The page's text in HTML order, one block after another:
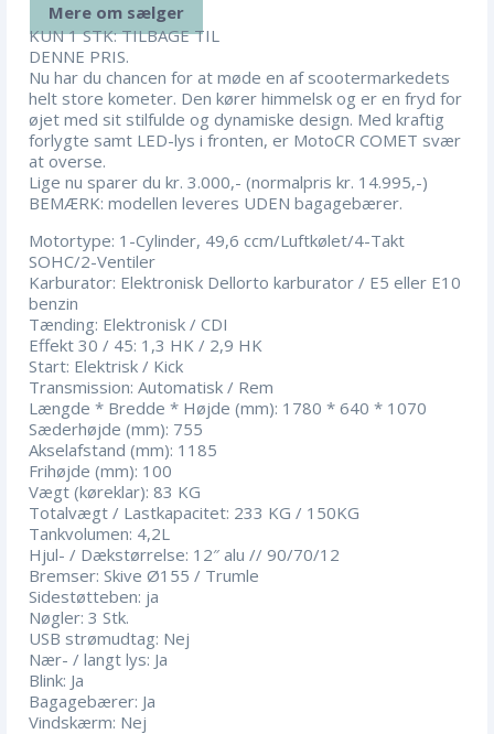
Mere om sælger
KUN 1 STK: TILBAGE TIL
DENNE PRIS.
Nu har du chancen for at møde en af scootermarkedets
helt store kometer. Den kører himmelsk og er en fryd for
øjet med sit stilfulde og dynamiske design. Med kraftig
forlygte samt LED-lys i fronten, er MotoCR COMET svær
at overse.
Lige nu sparer du kr. 3.000,- (normalpris kr. 14.995,-)
BEMÆRK: modellen leveres UDEN bagagebærer.
Motortype: 1-Cylinder, 49,6 ccm/Luftkølet/4-Takt
SOHC/2-Ventiler
Karburator: Elektronisk Dellorto karburator / E5 eller E10
benzin
Tænding: Elektronisk / CDI
Effekt 30 / 45: 1,3 HK / 2,9 HK
Start: Elektrisk / Kick
Transmission: Automatisk / Rem
Længde * Bredde * Højde (mm): 1780 * 640 * 1070
Sæderhøjde (mm): 755
Akselafstand (mm): 1185
Frihøjde (mm): 100
Vægt (køreklar): 83 KG
Totalvægt / Lastkapacitet: 233 KG / 150KG
Tankvolumen: 4,2L
Hjul- / Dækstørrelse: 12″ alu // 90/70/12
Bremser: Skive Ø155 / Trumle
Sidestøtteben: ja
Nøgler: 3 Stk.
USB strømudtag: Nej
Nær- / langt lys: Ja
Blink: Ja
Bagagebærer: Ja
Vindskærm: Nej